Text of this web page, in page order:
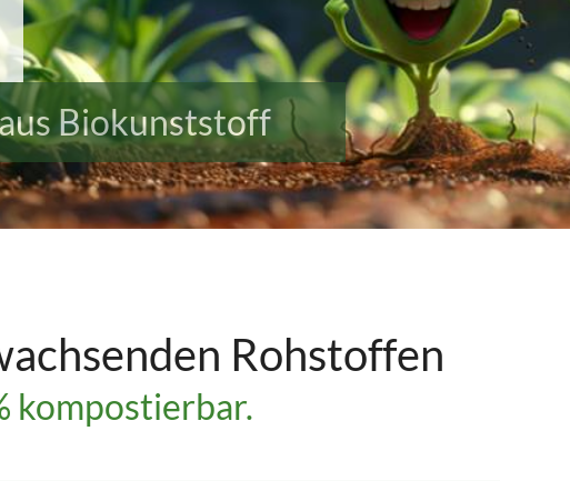
Biokunststoff
Rohstoffen
kompostierbar.